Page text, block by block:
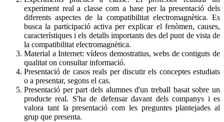
experiment real a classe com a base per la presentació dels
diferents aspectes de la compatibilitat electromagnètica. Es
busca la participació activa per explicar el fenòmen, causes,
característiques i els detalls importants des del punt de vista de
la compatibilitat electromagnètica.
Material a Internet: vídeos demostratius, webs de contiguts de
qualitat on consultar informació.
Presentació de casos reals per discutir els conceptes estudiats
o a presentar, segons el cas.
Presentació per part dels alumnes d'un treball basat sobre un
producte real. S'ha de defensar davant dels companys i es
valora tant la presentació com les preguntes plantejades al
grup que presenta.